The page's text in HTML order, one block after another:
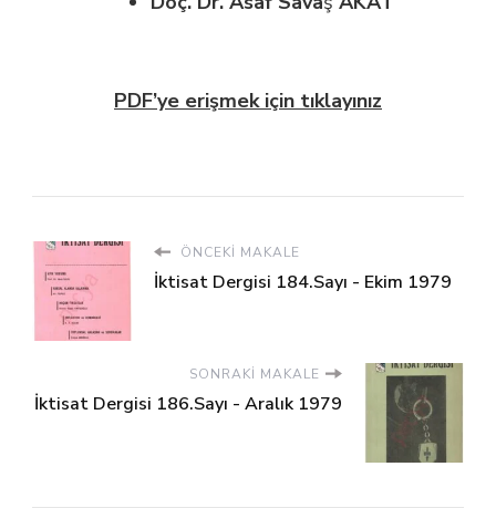
PDF’ye erişmek için tıklayınız
ÖNCEKI MAKALE
İktisat Dergisi 184.Sayı - Ekim 1979
SONRAKI MAKALE
İktisat Dergisi 186.Sayı - Aralık 1979